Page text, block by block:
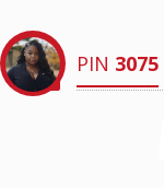
PIN 3075